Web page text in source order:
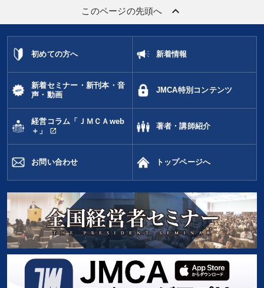
このページの先頭へ keyboard_arrow_up
初めての方へ 新着情報
新着セミナー・新刊本・音
声・動画
JMCA特別コンテンツ
経営コラム「ＪＭＣＡweb
＋」
open_in_new
著者・講師紹介
お問い合わせ トップページへ